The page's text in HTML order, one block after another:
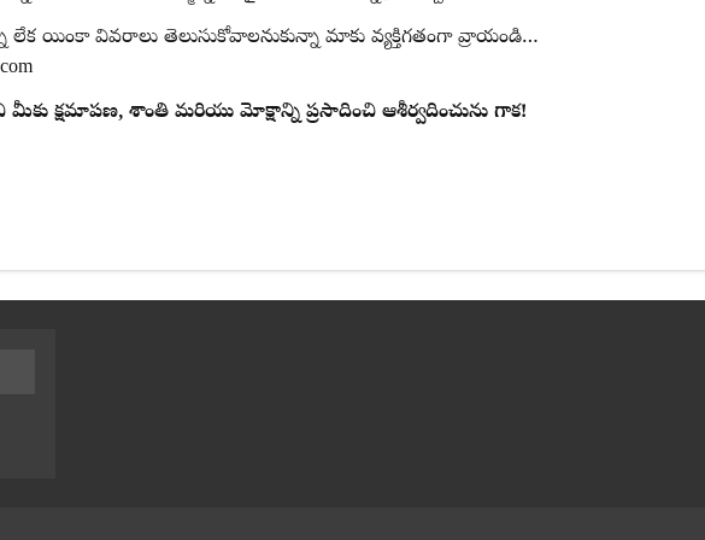
యింకా వివరాలు తెలుసుకోవాలనుకున్నా మాకు వ్యక్తిగతంగా వ్రాయండి…
మీకు క్షమాపణ, శాంతి మరియు మోక్షాన్ని ప్రసాదించి ఆశీర్వదించును గాక!